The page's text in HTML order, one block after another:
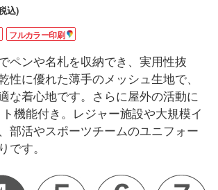
込)
フルカラー印刷
ペンや名札を収納でき、実用性抜
性に優れた薄手のメッシュ生地で、
な着心地です。さらに屋外の活動に
機能付き。レジャー施設や大規模イ
部活やスポーツチームのユニフォー
です。